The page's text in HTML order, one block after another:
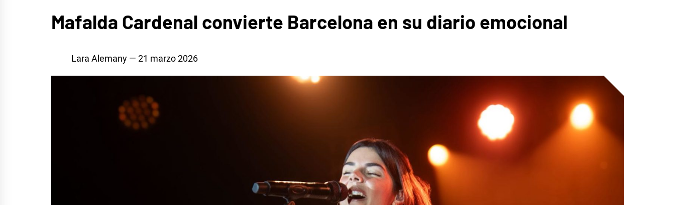
Mafalda Cardenal convierte Barcelona en su diario emocional
Lara Alemany 21 marzo 2026